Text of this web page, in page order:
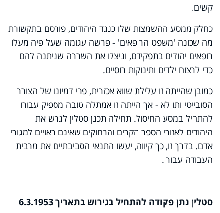
קשים.
כחלק ממסע ההשמצות שלו כנגד היהודים, פורסם בתקשורת
מה שכונה 'משפט הרופאים' - פרשה עגומה שעל פיה מעלו
רופאים יהודים בתפקידם, וניצלו את השררה שניתנה להם
כדי לרצוח ילדים ותינוקות רוסיים.
כמובן שהייתה זו עלילת שווא אכזרית, פרי דמיונו של הצורר
הסובייטי ותו לא - אך הייתה זו אמתלה טובה מספיק עבורו
להתחיל במסע החיסול. תחילה תכנן סטלין לגרש את
היהודים לאזורי הספר הקרים והרחוקים שאינם ראויים למגורי
אדם. בדרך זו, כך קיווה, יעשו התנאי הסביבתיים את מרבית
העבודה עבורו.
סטלין נתן פקודה להתחיל בגירוש בתאריך 6.3.1953